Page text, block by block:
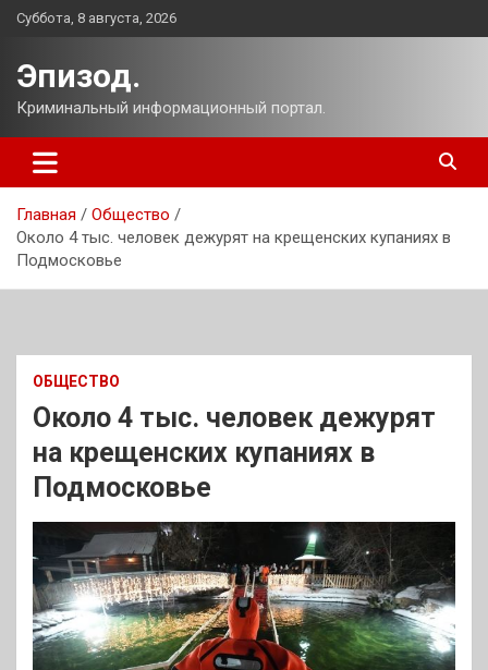
Перейти
Суббота, 8 августа, 2026
Эпизод.
Криминальный информационный портал.
Главная
Общество
Около 4 тыс. человек дежурят на крещенских купаниях в
Подмосковье
ОБЩЕСТВО
Около 4 тыс. человек дежурят
на крещенских купаниях в
Подмосковье